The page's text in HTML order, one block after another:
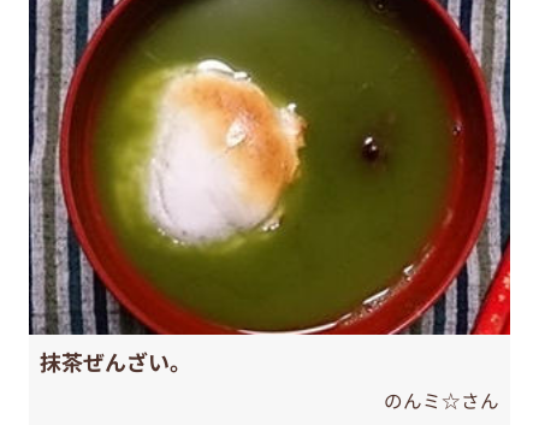
抹茶ぜんざい。
のんミ☆さん